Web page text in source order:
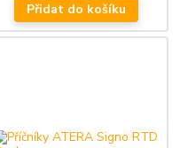
Přidat do košíku